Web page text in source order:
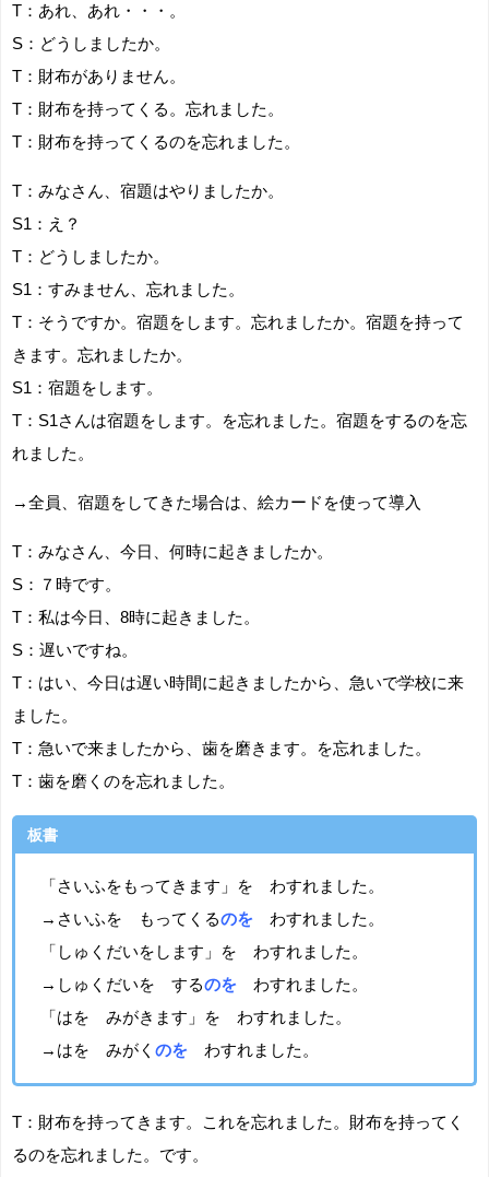
T：あれ、あれ・・・。
S：どうしましたか。
T：財布がありません。
T：財布を持ってくる。忘れました。
T：財布を持ってくるのを忘れました。
T：みなさん、宿題はやりましたか。
S1：え？
T：どうしましたか。
S1：すみません、忘れました。
T：そうですか。宿題をします。忘れましたか。宿題を持って
きます。忘れましたか。
S1：宿題をします。
T：S1さんは宿題をします。を忘れました。宿題をするのを忘
れました。
→全員、宿題をしてきた場合は、絵カードを使って導入
T：みなさん、今日、何時に起きましたか。
S：７時です。
T：私は今日、8時に起きました。
S：遅いですね。
T：はい、今日は遅い時間に起きましたから、急いで学校に来
ました。
T：急いで来ましたから、歯を磨きます。を忘れました。
T：歯を磨くのを忘れました。
板書
「さいふをもってきます」を わすれました。
→さいふを もってくるのをわすれました。
「しゅくだいをします」を わすれました。
→しゅくだいを するのをわすれました。
「はを みがきます」を わすれました。
→はを みがく のをわすれました。
T：財布を持ってきます。これを忘れました。財布を持ってく
るのを忘れました。です。